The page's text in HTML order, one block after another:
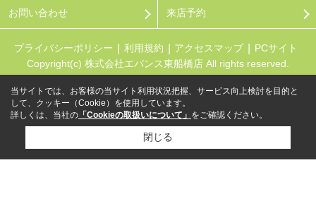
お問い合わせ 来店予約
プライバシーポリシー 利用規約 アクセスマップ
PCサイト
Copyright(c) 株式会社エバンス東船橋店 All rights reserved.
当サイトでは、お客様の当サイト利用状況把握、サービス向上検討を目的と
して、クッキー（Cookie）を使用しています。
詳しくは、当社の 「Cookieの取扱いについて」 をご確認ください。
閉じる